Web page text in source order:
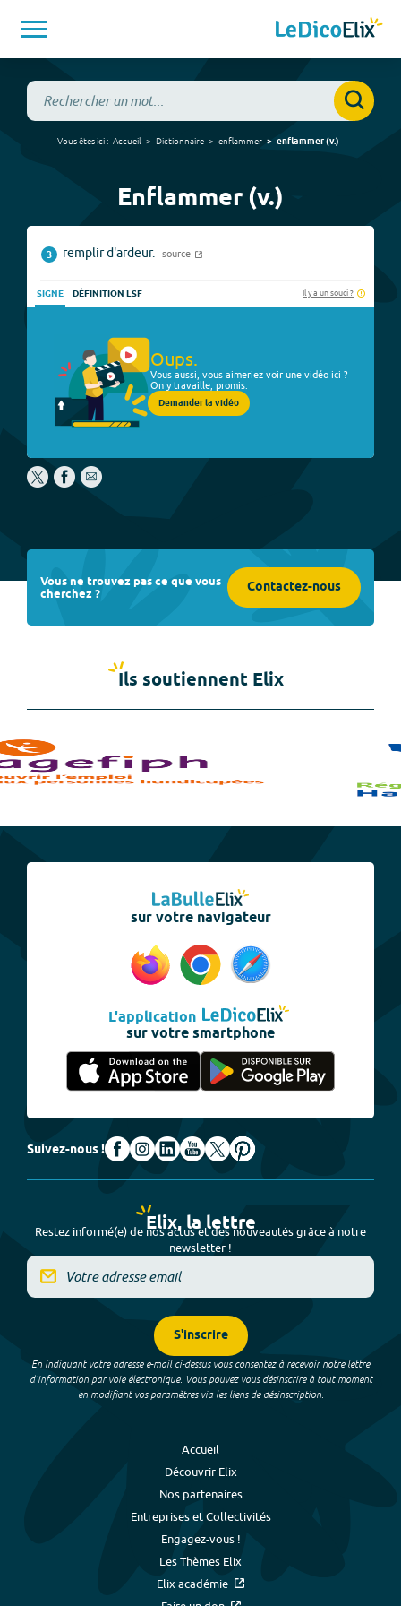
Vous êtes ici : Accueil Dictionnaire enflammer enflammer(v.)
Enflammer (v.)
3 remplir d'ardeur. source
SIGNE DÉFINITION LSF Il y a un souci ?
Oups.
Vous aussi, vous aimeriez voir une vidéo ici ?
On y travaille, promis.
Demander la vidéo
Vous ne trouvez pas ce que vous
cherchez ? Contactez-nous
Ils soutiennent Elix
sur votre navigateur
L'application
sur votre smartphone
Suivez-nous !
Elix, la lettre
Restez informé(e) de nos actus et des nouveautés grâce à notre
newsletter !
S'inscrire
En indiquant votre adresse e-mail ci-dessus vous consentez à recevoir notre lettre
d’information par voie électronique. Vous pouvez vous désinscrire à tout moment
en modifiant vos paramètres via les liens de désinscription.
Accueil
Découvrir Elix
Nos partenaires
Entreprises et Collectivités
Engagez-vous !
Les Thèmes Elix
Elix académie